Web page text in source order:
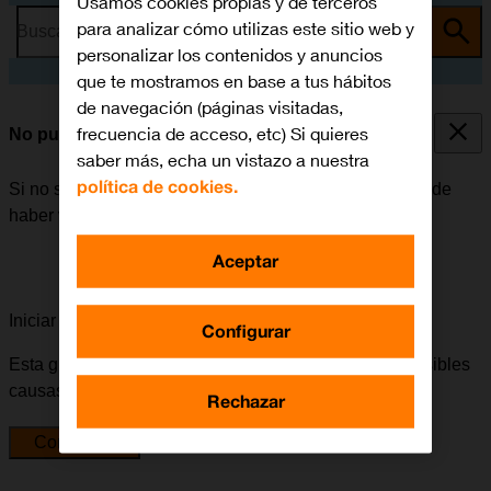
Busca por problema o tema
No puedo enviar ni recibir correo electrónico
Si no se puede enviar ni recibir correo electrónico, puede
haber varias causas posibles al problema.
Iniciar la guía para solucionar tu problema
Esta guía te va a conducir a través de una serie de posibles
causas y soluciones al problema.
Comenzar
para analizar cómo utilizas este sitio web y
personalizar los contenidos y anuncios
que te mostramos en base a tus hábitos
de navegación (páginas visitadas,
frecuencia de acceso, etc) Si quieres
saber más, echa un vistazo a nuestra
política de cookies.
Configurar
Rechazar
Aceptar